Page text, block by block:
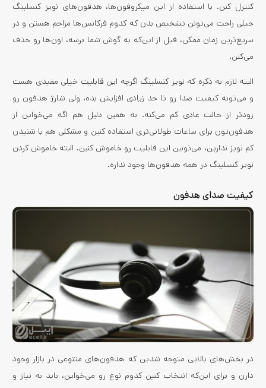
کنترل کنن. با استفاده از این میکروفون‌ها، هدفون‌های نویز کنسلینگ
خیلی راحت می‌تونن تشخیص بدن که کدوم فرکانس‌ها مزاحم هستن و در
سریع‌ترین زمان ممکن، قبل از این‌که به گوش شما برسه، اون‌ها رو حذف
می‌کنن.
البته لازم به ذکره که نویز کنسلینگ اگرچه این قابلیت خیلی مفیدی هست
و می‌تونه کیفیت صدا رو تا حد زیادی افزایش بده، ولی شارژ هدفون رو
زودتر از حالت عادی کم می‌کنه. به همین دلیل هم اگه می‌خواین از
هدفون‌تون برای ساعات طولانی‌تری استفاده کنین و مشکلی هم با شنیدن
کم نویز ندارین، می‌تونین این قابلیت رو خاموش کنین. البته خاموش کردن
نویز کنسلینگ در همه هدفون‌ها وجود نداره.
کیفیت صدای هدفون
در بخش‌های بالایی متوجه شدین که هدفون‌های متنوعی در بازار وجود
دارن و برای این‌که انتخاب کنین کدوم نوع رو می‌خواین، باید به نیاز و